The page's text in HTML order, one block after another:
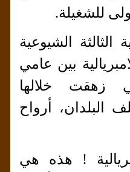
للشغيلة.
الشيوعية
بين عامي
التي زهقت خلالها
البلدان، أرواح
! هذه هي